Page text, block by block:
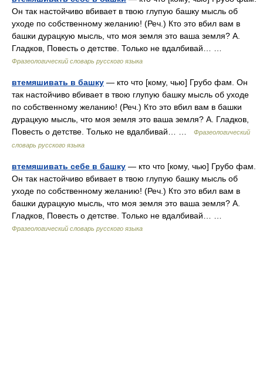
Он так настойчиво вбивает в твою глупую башку мысль об
уходе по собственному желанию! (Реч.) Кто это вбил вам в
башки дурацкую мысль, что моя земля это ваша земля? А.
Гладков, Повесть о детстве. Только не вдалбивай… …
Фразеологический словарь русского языка
втемяшивать в башку — кто что [кому, чью] Грубо фам. Он
так настойчиво вбивает в твою глупую башку мысль об уходе
по собственному желанию! (Реч.) Кто это вбил вам в башки
дурацкую мысль, что моя земля это ваша земля? А. Гладков,
Повесть о детстве. Только не вдалбивай… …
Фразеологический
словарь русского языка
втемяшивать себе в башку — кто что [кому, чью] Грубо фам.
Он так настойчиво вбивает в твою глупую башку мысль об
уходе по собственному желанию! (Реч.) Кто это вбил вам в
башки дурацкую мысль, что моя земля это ваша земля? А.
Гладков, Повесть о детстве. Только не вдалбивай… …
Фразеологический словарь русского языка